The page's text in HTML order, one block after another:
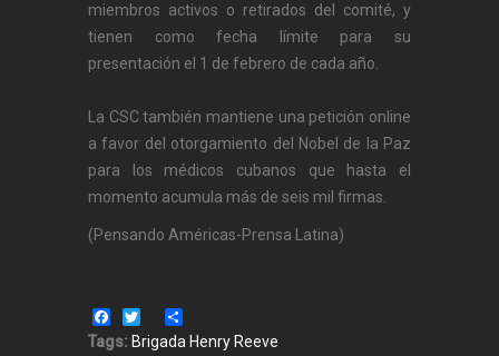
miembros activos o retirados del comité, y
tienen como fecha límite para su
presentación el 1 de febrero de cada año.
La CSC también mantiene una petición online
a favor del otorgamiento del Nobel de la Paz
para los médicos cubanos que hasta el
momento acumula más de seis mil firmas.
(Pensando Américas-Prensa Latina)
Facebook
Twitter
Tags: Brigada Henry Reeve